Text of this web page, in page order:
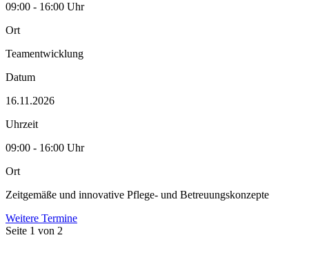
09:00 - 16:00 Uhr
Ort
Teamentwicklung
Datum
16.11.2026
Uhrzeit
09:00 - 16:00 Uhr
Ort
Zeitgemäße und innovative Pflege- und Betreuungskonzepte
Weitere Termine
Seite 1 von 2